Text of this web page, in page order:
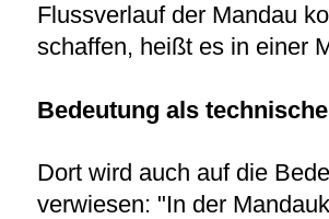
Flussverlauf der Mandau
schaffen, heißt es in einer
Bedeutung als
Dort wird auch auf die
verwiesen: "In der